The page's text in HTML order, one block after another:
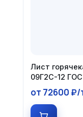
Лист
09Г2С-12
от 72600 ₽/